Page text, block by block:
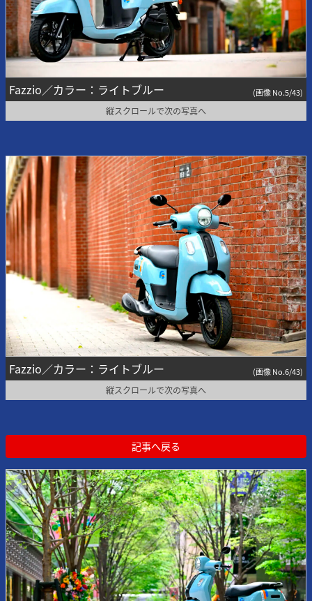
Fazzio／カラー：ライトブルー (画像 No.5/43)
縦スクロールで次の写真へ
Fazzio／カラー：ライトブルー (画像 No.6/43)
縦スクロールで次の写真へ
記事へ戻る